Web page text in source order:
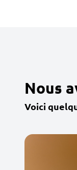
Nous
Voici